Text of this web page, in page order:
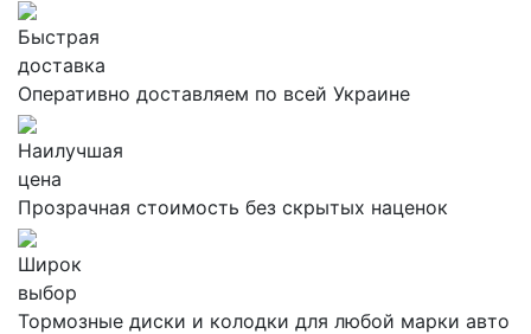
Быстрая
доставка
Оперативно доставляем по всей Украине
Наилучшая
цена
Прозрачная стоимость без скрытых наценок
Широк
выбор
Тормозные диски и колодки для любой марки авто